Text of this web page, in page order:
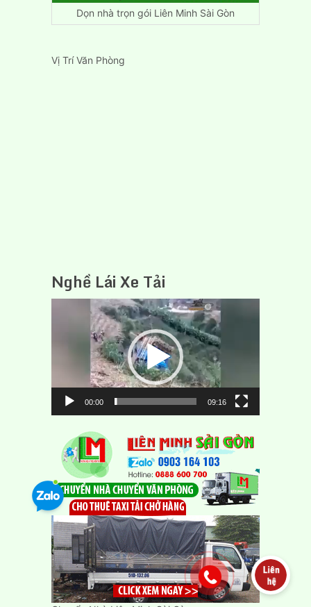
Dọn nhà trọn gói Liên Minh Sài Gòn
Vị Trí Văn Phòng
Nghề Lái Xe Tải
00:00 09:16